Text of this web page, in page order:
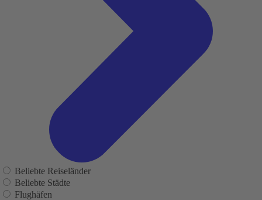
Beliebte Reiseländer
Beliebte Städte
Flughäfen